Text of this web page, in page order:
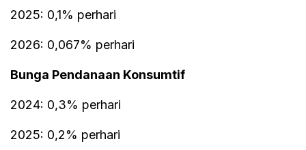
2025: 0,1% perhari
2026: 0,067% perhari
Bunga Pendanaan Konsumtif
2024: 0,3% perhari
2025: 0,2% perhari